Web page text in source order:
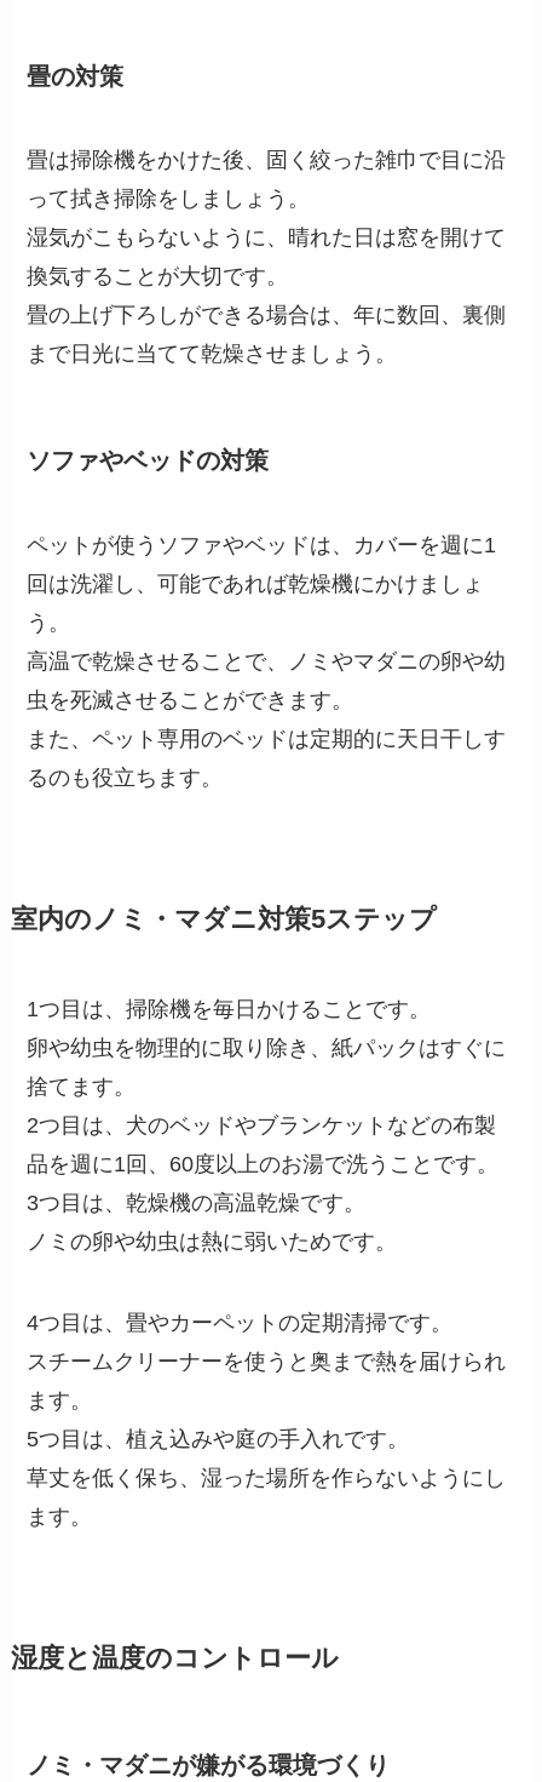
畳の対策
畳は掃除機をかけた後、固く絞った雑巾で目に沿
って拭き掃除をしましょう。
湿気がこもらないように、晴れた日は窓を開けて
換気することが大切です。
畳の上げ下ろしができる場合は、年に数回、裏側
まで日光に当てて乾燥させましょう。
ソファやベッドの対策
ペットが使うソファやベッドは、カバーを週に1
回は洗濯し、可能であれば乾燥機にかけましょ
う。
高温で乾燥させることで、ノミやマダニの卵や幼
虫を死滅させることができます。
また、ペット専用のベッドは定期的に天日干しす
るのも役立ちます。
室内のノミ・マダニ対策5ステップ
1つ目は、掃除機を毎日かけることです。
卵や幼虫を物理的に取り除き、紙パックはすぐに
捨てます。
2つ目は、犬のベッドやブランケットなどの布製
品を週に1回、60度以上のお湯で洗うことです。
3つ目は、乾燥機の高温乾燥です。
ノミの卵や幼虫は熱に弱いためです。
4つ目は、畳やカーペットの定期清掃です。
スチームクリーナーを使うと奥まで熱を届けられ
ます。
5つ目は、植え込みや庭の手入れです。
草丈を低く保ち、湿った場所を作らないようにし
ます。
湿度と温度のコントロール
ノミ・マダニが嫌がる環境づくり